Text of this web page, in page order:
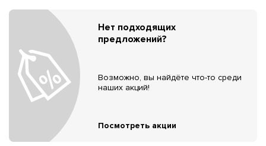
Нет подходящих
предложений?
Возможно, вы найдёте что-то среди
наших акций!
Посмотреть акции